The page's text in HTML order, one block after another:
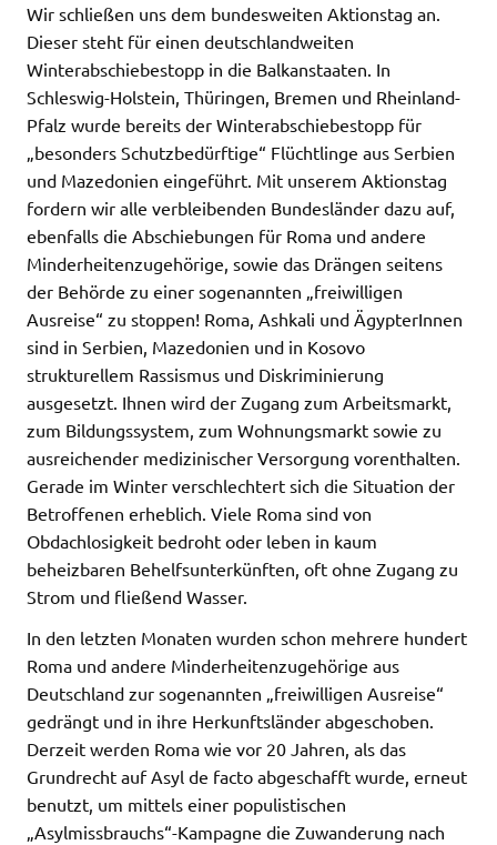
Wir schließen uns dem bundesweiten Aktionstag an.
Dieser steht für einen deutschlandweiten
Winterabschiebestopp in die Balkanstaaten. In
Schleswig-Holstein, Thüringen, Bremen und Rheinland-
Pfalz wurde bereits der Winterabschiebestopp für
„besonders Schutzbedürftige“ Flüchtlinge aus Serbien
und Mazedonien eingeführt. Mit unserem Aktionstag
fordern wir alle verbleibenden Bundesländer dazu auf,
ebenfalls die Abschiebungen für Roma und andere
Minderheitenzugehörige, sowie das Drängen seitens
der Behörde zu einer sogenannten „freiwilligen
Ausreise“ zu stoppen! Roma, Ashkali und ÄgypterInnen
sind in Serbien, Mazedonien und in Kosovo
strukturellem Rassismus und Diskriminierung
ausgesetzt. Ihnen wird der Zugang zum Arbeitsmarkt,
zum Bildungssystem, zum Wohnungsmarkt sowie zu
ausreichender medizinischer Versorgung vorenthalten.
Gerade im Winter verschlechtert sich die Situation der
Betroffenen erheblich. Viele Roma sind von
Obdachlosigkeit bedroht oder leben in kaum
beheizbaren Behelfsunterkünften, oft ohne Zugang zu
Strom und fließend Wasser.
In den letzten Monaten wurden schon mehrere hundert
Roma und andere Minderheitenzugehörige aus
Deutschland zur sogenannten „freiwilligen Ausreise“
gedrängt und in ihre Herkunftsländer abgeschoben.
Derzeit werden Roma wie vor 20 Jahren, als das
Grundrecht auf Asyl de facto abgeschafft wurde, erneut
benutzt, um mittels einer populistischen
„Asylmissbrauchs“-Kampagne die Zuwanderung nach